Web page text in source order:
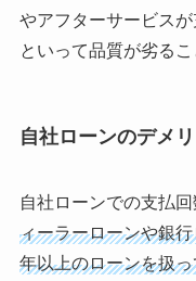
やアフターサービス
といって品質が劣るこ
自社ローンのデメ
自社ローンでの支払
ィーラーローンや銀
年以上のローンを扱